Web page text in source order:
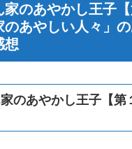
家のあやかし王子
のあやしい人々」
想
のあやかし王子【第